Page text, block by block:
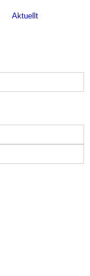
Aktuellt